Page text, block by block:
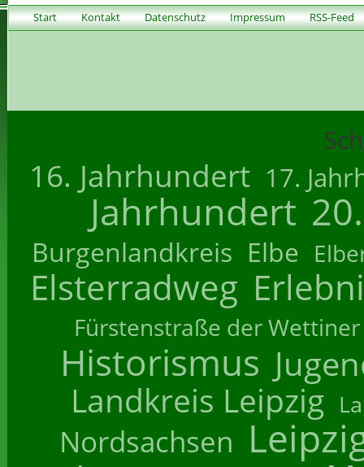
Start Kontakt Datenschutz Impressum RSS-Feed
16. Jahrhundert 17.
Jahrhundert
Burgenlandkreis Elbe
Elsterradweg
Fürstenstraße der Wettiner
Historismus
Landkreis Leipzig
Nordsachsen